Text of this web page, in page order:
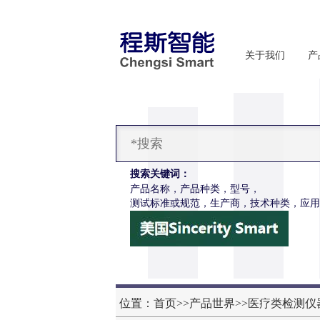
关于我们
搜索关键词：
产品名称，产品种类，型号，
测试标准或规范，生产商，技术种类，应
位置： 首页>>产品世界>>医疗类检测仪